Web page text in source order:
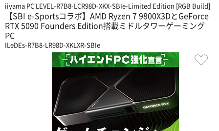
iiyama PC LEVEL-R7B8-LCR98D-XKX-SBIe-Limited Edition [RGB Build]
【SBI e-Sportsコラボ】AMD Ryzen 7 9800X3DとGeForce
RTX 5090 Founders Edition搭載ミドルタワーゲーミング
PC
ILeDEs-R7B8-LR98D-XKLXR-SBIe